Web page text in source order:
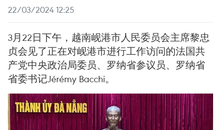
22/03/2024 12:25
3月22日下午，越南岘港市人民委员会主席黎忠
贞会见了正在对岘港市进行工作访问的法国共
产党中央政治局委员、罗纳省参议员、罗纳省
省委书记Jérémy Bacchi。